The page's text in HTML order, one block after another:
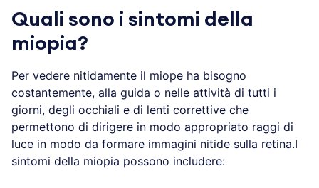
Quali sono i sintomi della
miopia?
Per vedere nitidamente il miope ha bisogno
costantemente, alla guida o nelle attività di tutti i
giorni, degli occhiali e di lenti correttive che
permettono di dirigere in modo appropriato raggi di
luce in modo da formare immagini nitide sulla retina.I
sintomi della miopia possono includere: